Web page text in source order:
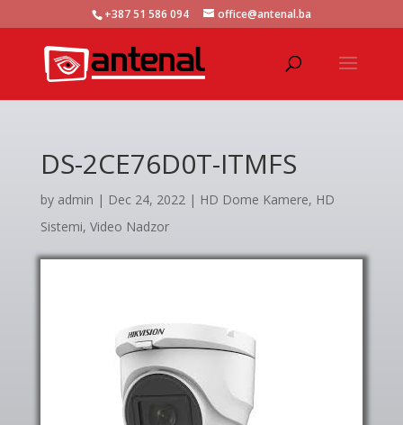
+387 51 586 094 office@antenal.ba
DS-2CE76D0T-ITMFS
by admin | Dec 24, 2022| HD Dome Kamere, HD
Sistemi, Video Nadzor